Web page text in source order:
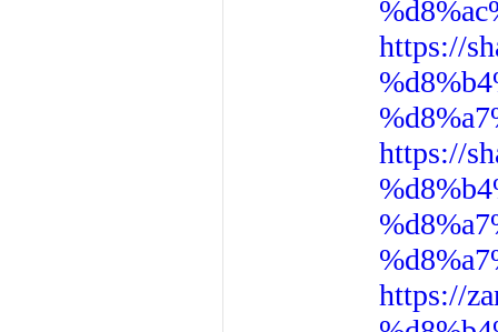
https://
https://
https://